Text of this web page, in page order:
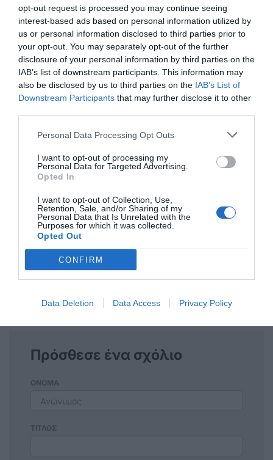
opt-out request is processed you may continue seeing
interest-based ads based on personal information utilized by
us or personal information disclosed to third parties prior to
your opt-out. You may separately opt-out of the further
disclosure of your personal information by third parties on the
IAB’s list of downstream participants. This information may
also be disclosed by us to third parties on the IAB’s List of
Downstream Participants that may further disclose it to other
Personal Data Processing Opt Outs
I want to opt-out of processing my
Personal Data for Targeted Advertising.
Opted In
I want to opt-out of Collection, Use,
Retention, Sale, and/or Sharing of my
Personal Data that Is Unrelated with the
Purposes for which it was collected.
Opted Out
CONFIRM
Data Deletion Data Access Privacy Policy
Η ανωνυμία είναι το καλύτερο κρησφύγετο δειλίας και
χυδαιότητας!
Πρόσθεσε ένα σχόλιο
ΟΝΟΜΑ
ΤΙΤΛΟΣ